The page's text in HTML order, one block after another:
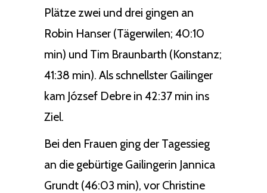
Plätze zwei und drei gingen an
Robin Hanser (Tägerwilen; 40:10
min) und Tim Braunbarth (Konstanz;
41:38 min). Als schnellster Gailinger
kam József Debre in 42:37 min ins
Ziel.
Bei den Frauen ging der Tagessieg
an die gebürtige Gailingerin Jannica
Grundt (46:03 min), vor Christine